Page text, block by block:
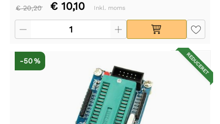
€ 20,20 € 10,10 Inkl. moms
REDUCERET
-50 %